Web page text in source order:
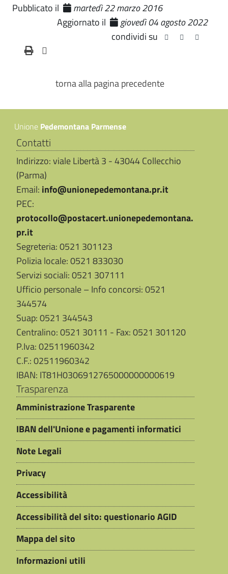
Pubblicato il
martedì 22 marzo 2016
Aggiornato il
giovedì 04 agosto 2022
condividi su
torna alla pagina precedente
Unione Pedemontana Parmense
Contatti
Indirizzo: viale Libertà 3 - 43044 Collecchio
(Parma)
Email: info@unionepedemontana.pr.it
PEC:
protocollo@postacert.unionepedemontana.
pr.it
Segreteria: 0521 301123
Polizia locale: 0521 833030
Servizi sociali: 0521 307111
Ufficio personale – Info concorsi: 0521
344574
Suap: 0521 344543
Centralino: 0521 30111 - Fax: 0521 301120
P.Iva: 02511960342
C.F.: 02511960342
IBAN: IT81H0306912765000000000619
Trasparenza
Amministrazione Trasparente
IBAN dell'Unione e pagamenti informatici
Note Legali
Privacy
Accessibilità
Accessibilità del sito: questionario AGID
Mappa del sito
Informazioni utili